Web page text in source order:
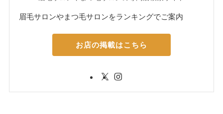
眉毛サロンやまつ毛サロンをランキングでご案内
お店の掲載はこちら